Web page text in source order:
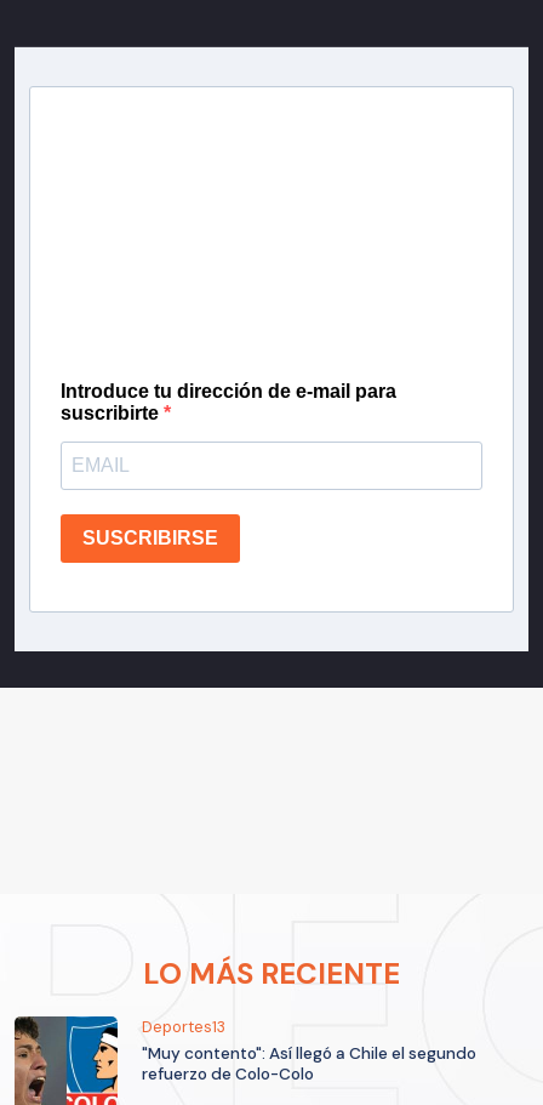
Introduce tu dirección de e-mail para
suscribirte
SUSCRIBIRSE
LO MÁS RECIENTE
Deportes13
"Muy contento": Así llegó a Chile el segundo
refuerzo de Colo-Colo